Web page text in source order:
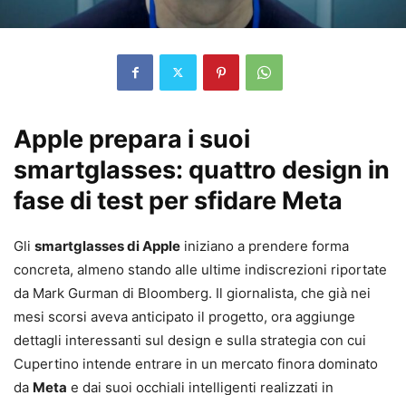
Apple prepara i suoi
smartglasses: quattro design in
fase di test per sfidare Meta
Gli smartglasses di Apple iniziano a prendere forma
concreta, almeno stando alle ultime indiscrezioni riportate
da Mark Gurman di Bloomberg. Il giornalista, che già nei
mesi scorsi aveva anticipato il progetto, ora aggiunge
dettagli interessanti sul design e sulla strategia con cui
Cupertino intende entrare in un mercato finora dominato
da Meta e dai suoi occhiali intelligenti realizzati in